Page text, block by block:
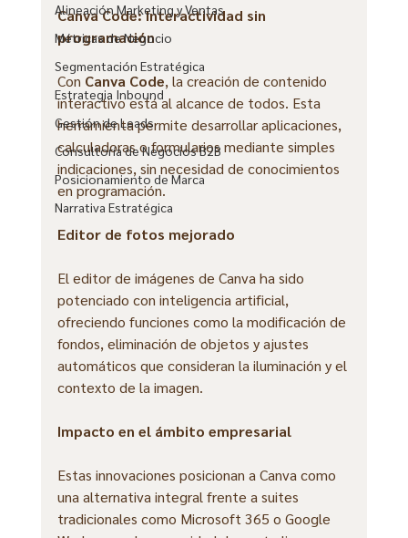
Alineación Marketing y Ventas
Métricas de Negocio
Segmentación Estratégica
Estrategia Inbound
Gestión de Leads
Consultoría de Negocios B2B
Posicionamiento de Marca
Narrativa Estratégica
Canva Code: Interactividad sin
programación
Con Canva Code, la creación de contenido
interactivo está al alcance de todos. Esta
herramienta permite desarrollar aplicaciones,
calculadoras o formularios mediante simples
indicaciones, sin necesidad de conocimientos
en programación.
Editor de fotos mejorado
El editor de imágenes de Canva ha sido
potenciado con inteligencia artificial,
ofreciendo funciones como la modificación de
fondos, eliminación de objetos y ajustes
automáticos que consideran la iluminación y el
contexto de la imagen.
Impacto en el ámbito empresarial
Estas innovaciones posicionan a Canva como
una alternativa integral frente a suites
tradicionales como Microsoft 365 o Google